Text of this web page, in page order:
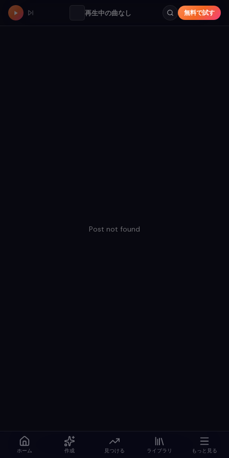
再生中の曲なし 無料で試す
Post not found
ホーム 作成 見つける ライブラリ もっと見る